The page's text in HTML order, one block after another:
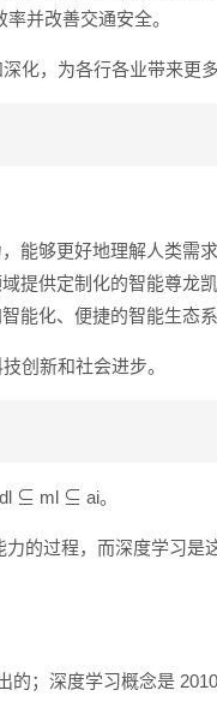
并改善交通安全。
化，为各行各业带来更
能够更好地理解人类需求
提供定制化的智能尊龙凯
能化、便捷的智能生态系
创新和社会进步。
⊆ ml ⊆ ai。
的过程，而深度学习是
；深度学习概念是 2010